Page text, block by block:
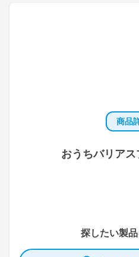
商品
おうちバリア
探したい製